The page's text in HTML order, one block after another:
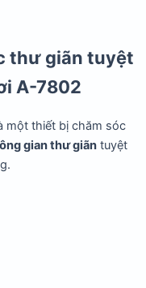
thư giãn tuyệt
A-7802
một thiết bị chăm sóc
gian thư giãn tuyệt